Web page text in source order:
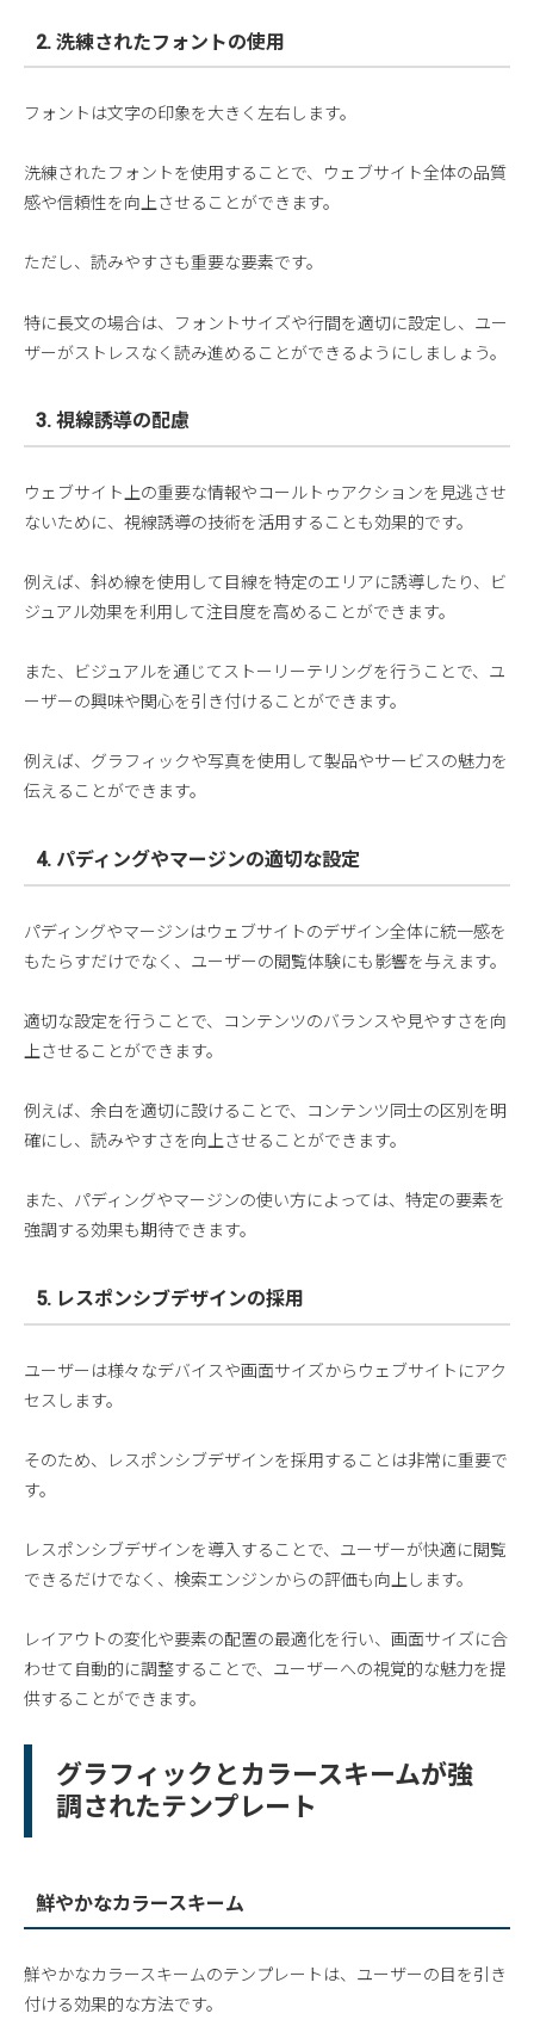
2. 洗練されたフォントの使用
フォントは文字の印象を大きく左右します。
洗練されたフォントを使用することで、ウェブサイト全体の品質
感や信頼性を向上させることができます。
ただし、読みやすさも重要な要素です。
特に長文の場合は、フォントサイズや行間を適切に設定し、ユー
ザーがストレスなく読み進めることができるようにしましょう。
3. 視線誘導の配慮
ウェブサイト上の重要な情報やコールトゥアクションを見逃させ
ないために、視線誘導の技術を活用することも効果的です。
例えば、斜め線を使用して目線を特定のエリアに誘導したり、ビ
ジュアル効果を利用して注目度を高めることができます。
また、ビジュアルを通じてストーリーテリングを行うことで、ユ
ーザーの興味や関心を引き付けることができます。
例えば、グラフィックや写真を使用して製品やサービスの魅力を
伝えることができます。
4. パディングやマージンの適切な設定
パディングやマージンはウェブサイトのデザイン全体に統一感を
もたらすだけでなく、ユーザーの閲覧体験にも影響を与えます。
適切な設定を行うことで、コンテンツのバランスや見やすさを向
上させることができます。
例えば、余白を適切に設けることで、コンテンツ同士の区別を明
確にし、読みやすさを向上させることができます。
また、パディングやマージンの使い方によっては、特定の要素を
強調する効果も期待できます。
5. レスポンシブデザインの採用
ユーザーは様々なデバイスや画面サイズからウェブサイトにアク
セスします。
そのため、レスポンシブデザインを採用することは非常に重要で
す。
レスポンシブデザインを導入することで、ユーザーが快適に閲覧
できるだけでなく、検索エンジンからの評価も向上します。
レイアウトの変化や要素の配置の最適化を行い、画面サイズに合
わせて自動的に調整することで、ユーザーへの視覚的な魅力を提
供することができます。
グラフィックとカラースキームが強
調されたテンプレート
鮮やかなカラースキーム
鮮やかなカラースキームのテンプレートは、ユーザーの目を引き
付ける効果的な方法です。